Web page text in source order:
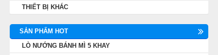
THIẾT BỊ KHÁC
SẢN PHẨM HOT
LÒ NƯỚNG BÁNH MÌ 5 KHAY